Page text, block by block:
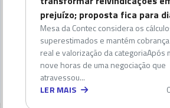
prejuízo; proposta fica para
Mesa da Contec considera os
superestimados e mantém
real e valorização da categoriaApós
nove horas de uma negociação que
atravessou...
LER MAIS